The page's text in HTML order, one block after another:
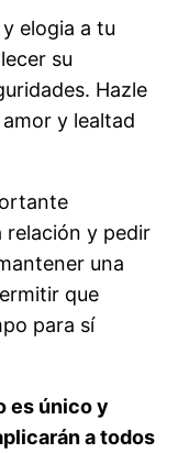
elogia a tu
su
Hazle
y lealtad
relación y pedir
una
que
para sí
es único y
a todos